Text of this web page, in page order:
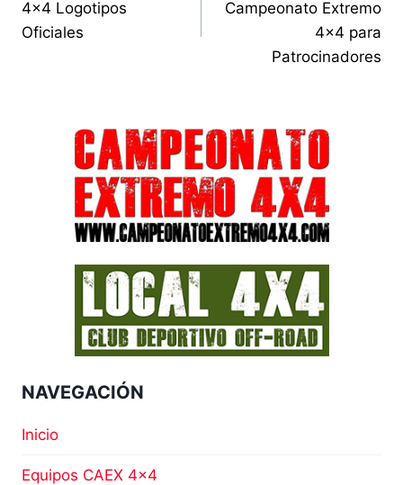
entradas
4×4 Logotipos
Oficiales
Campeonato Extremo
4×4 para
Patrocinadores
NAVEGACIÓN
Inicio
Equipos CAEX 4×4